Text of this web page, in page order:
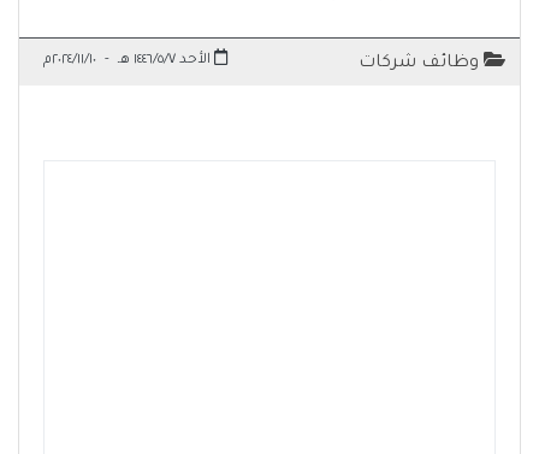
وظائف شركات الأحد ١٤٤٦/٥/٧ هـ - ٢٠٢٤/١١/١٠م